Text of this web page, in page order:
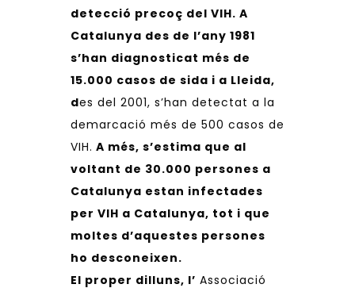
detecció precoç del VIH. A
Catalunya des de l’any 1981
s’han diagnosticat més de
15.000 casos de sida i a Lleida,
des del 2001, s’han detectat a la
demarcació més de 500 casos de
VIH. A més, s’estima que al
voltant de 30.000 persones a
Catalunya estan infectades
per VIH a Catalunya, tot i que
moltes d’aquestes persones
ho desconeixen.
El proper dilluns, l’ Associació